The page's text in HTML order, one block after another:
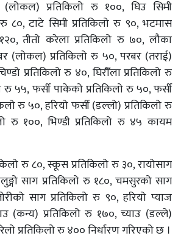
(लोकल) प्रतिकिलो रु १००, घिउ सिमी
रु ८०, टाटे सिमी प्रतिकिलो रु ९०, भटमास
तीतो करेला प्रतिकिलो रु ७०, लौका
(लोकल) प्रतिकिलो रु ५०, परबर (तराई)
प्रतिकिलो रु ४०, घिरौँला प्रतिकिलो रु
रु ५५, फर्सी पाकेको प्रतिकिलो रु ५०, फर्सी
रु ५०, हरियो फर्सी (डल्लो) प्रतिकिलो रु
रु १००, भिण्डी प्रतिकिलो रु ४५ कायम
रु ८०, स्कूस प्रतिकिलो रु ३०, रायोसाग
साग प्रतिकिलो रु १८०, चमसुरको साग
साग प्रतिकिलो रु ९०, हरियो प्याज
(कन्य) प्रतिकिलो रु १७०, च्याउ (डल्ले)
प्रतिकिलो रु ४०० निर्धारण गरिएको छ ।